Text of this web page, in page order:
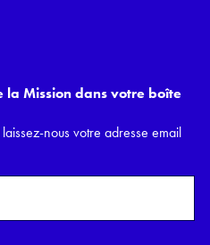
la Mission dans votre boîte
nous votre adresse email